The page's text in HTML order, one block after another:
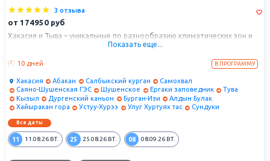
3 отзыва
от 174950 руб
Хакасия и Тыва – уникальные по разнообразию климатических зон и
ландшафтов; природных, археологических и исторических памятников
сохранилась поистине "нетронутая", "дикая" природа, а по количеству
археологических памятников, разбросанных по степным просторам,
республики не имеют себе равных в России. Вы познакомитесь с
древней культурой, обычаями и традициями Тувы – одной из самых
отдаленных территорий России, побываете в центре Азиатского
континента, в самом сердце Сибири, у истока одной из величайших
рек, Енисей, проедете по одной из красивейших дорог Сибири.
Показать еще...
10 дней В ПРОГРАММУ
Хакасия Абакан Салбыкский курган
Самохвал
Саяно-Шушенская ГЭС
Шушенское Ергаки заповедник
Тува
Кызыл
Дургенский каньон Бурган-Изи
Алдын Булак
Хайыракан гора
Устуу-Хурээ Улуг Хуртуях тас Сундуки
Все даты
11 11.08.26 ВТ. 25 25.08.26 ВТ. 08 08.09.26 ВТ.